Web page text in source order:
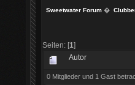
Sweetwater Forum �
Seiten: [1]
Autor
0 Mitglieder und 1 Gast